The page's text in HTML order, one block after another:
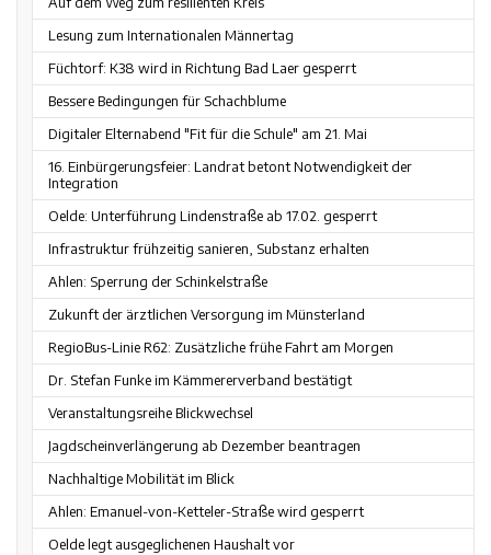
Lesung zum Internationalen Männertag
Füchtorf: K38 wird in Richtung Bad Laer gesperrt
Bessere Bedingungen für Schachblume
Digitaler Elternabend "Fit für die Schule" am 21. Mai
16. Einbürgerungsfeier: Landrat betont Notwendigkeit der
Integration
Oelde: Unterführung Lindenstraße ab 17.02. gesperrt
Infrastruktur frühzeitig sanieren, Substanz erhalten
Ahlen: Sperrung der Schinkelstraße
Zukunft der ärztlichen Versorgung im Münsterland
RegioBus-Linie R62: Zusätzliche frühe Fahrt am Morgen
Dr. Stefan Funke im Kämmererverband bestätigt
Veranstaltungsreihe Blickwechsel
Jagdscheinverlängerung ab Dezember beantragen
Nachhaltige Mobilität im Blick
Ahlen: Emanuel-von-Ketteler-Straße wird gesperrt
Oelde legt ausgeglichenen Haushalt vor